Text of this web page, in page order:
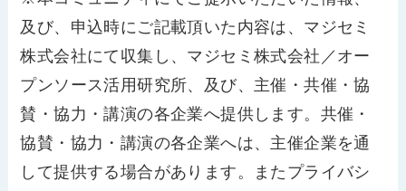
及び、申込時にご記載頂いた内容は、マジセミ
株式会社にて収集し、マジセミ株式会社／オー
プンソース活用研究所、及び、主催・共催・協
賛・協力・講演の各企業へ提供します。共催・
協賛・協力・講演の各企業へは、主催企業を通
して提供する場合があります。またプライバシ